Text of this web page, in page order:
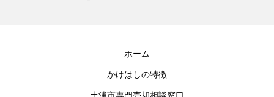
ホーム
かけはしの特徴
土浦市専門売却相談窓口